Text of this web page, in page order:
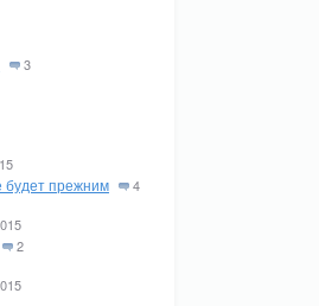
3
будет прежним 4
2